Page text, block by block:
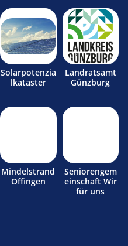
Solarpotenzia
lkataster
Landratsamt
Günzburg
Mindelstrand
Offingen
Seniorengem
einschaft Wir
für uns